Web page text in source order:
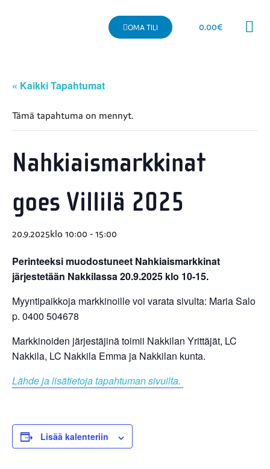
OMA TILI 0.00€
« Kaikki Tapahtumat
Tämä tapahtuma on mennyt.
Nahkiaismarkkinat
goes Villilä 2025
20.9.2025klo 10:00 - 15:00
Perinteeksi muodostuneet Nahkiaismarkkinat
järjestetään Nakkilassa 20.9.2025 klo 10-15.
Myyntipaikkoja markkinoille voi varata sivulta: Maria Salo
p. 0400 504678
Markkinoiden järjestäjinä toimii Nakkilan Yrittäjät, LC
Nakkila, LC Nakkila Emma ja Nakkilan kunta.
Lähde ja lisätietoja tapahtuman sivuilta.
Lisää kalenteriin